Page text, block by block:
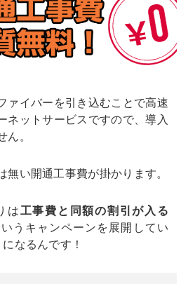
ァイバーを引き込むことで高速
ネットサービスですので、導入
ん。
無い開通工事費が掛かります。
は工事費と同額の割引が入る
いうキャンペーンを展開してい
なるんです！